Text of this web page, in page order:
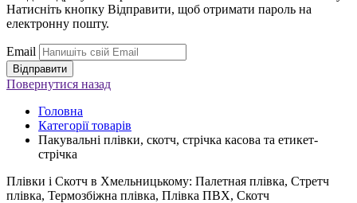
Натисніть кнопку Відправити, щоб отримати пароль на
електронну пошту.
Email
Повернутися назад
Головна
Категорії товарів
Пакувальні плівки, скотч, стрічка касова та етикет-
стрічка
Плівки і Скотч в Хмельницькому: Палетная плівка, Стретч
плівка, Термозбіжна плівка, Плівка ПВХ, Скотч